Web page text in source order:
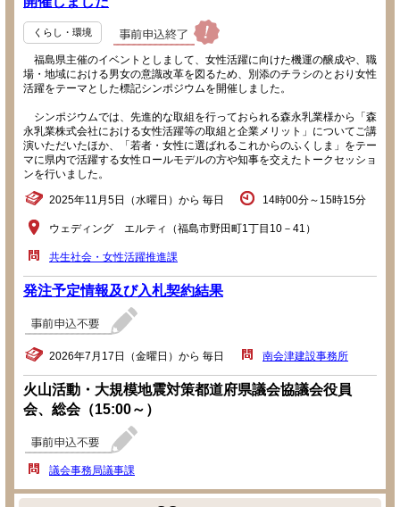
くらし・環境
福島県主催のイベントとしまして、女性活躍に向けた機運の醸成や、職
場・地域における男女の意識改革を図るため、別添のチラシのとおり女性
活躍をテーマとした標記シンポジウムを開催しました。
シンポジウムでは、先進的な取組を行っておられる森永乳業様から「森
永乳業株式会社における女性活躍等の取組と企業メリット」についてご講
演いただいたほか、「若者・女性に選ばれるこれからのふくしま」をテー
マに県内で活躍する女性ロールモデルの方や知事を交えたトークセッショ
ンを行いました。
2025年11月5日（水曜日）から 毎日 14時00分～15時15分
ウェディング エルティ（福島市野田町1丁目10－41）
共生社会・女性活躍推進課
発注予定情報及び入札契約結果
2026年7月17日（金曜日）から 毎日 南会津建設事務所
火山活動・大規模地震対策都道府県議会協議会役員
会、総会（15:00～）
議会事務局議事課